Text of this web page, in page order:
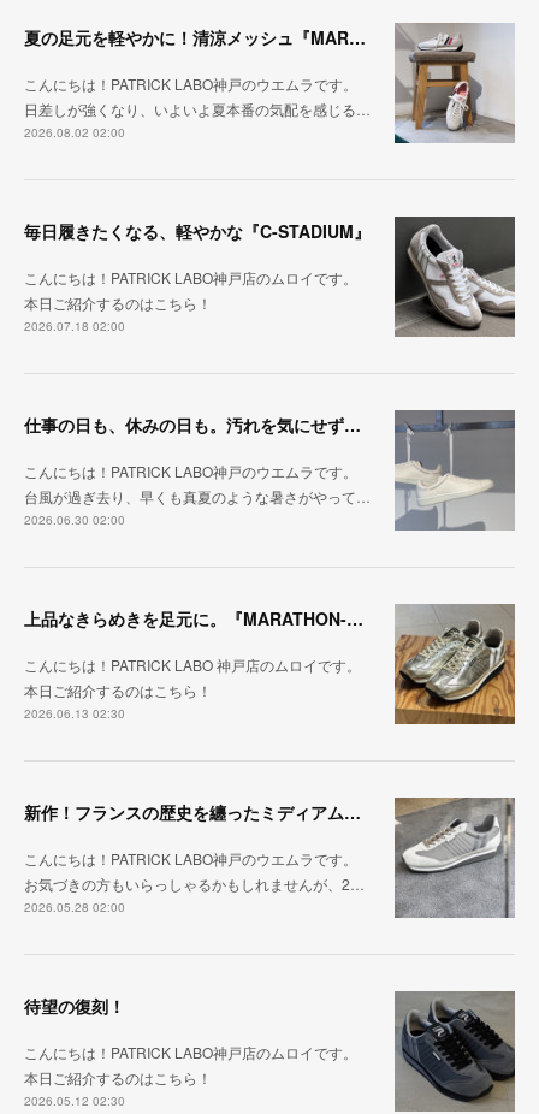
夏の足元を軽やかに！清涼メッシュ『MARATHON-ME2』
こんにちは！PATRICK LABO神戸のウエムラです。
日差しが強くなり、いよいよ夏本番の気配を感じる…
2026.08.02 02:00
毎日履きたくなる、軽やかな『C-STADIUM』
こんにちは！PATRICK LABO神戸店のムロイです。
本日ご紹介するのはこちら！
2026.07.18 02:00
仕事の日も、休みの日も。汚れを気にせず毎日履ける『PUNCH-WP_WHT』
こんにちは！PATRICK LABO神戸のウエムラです。
台風が過ぎ去り、早くも真夏のような暑さがやって…
2026.06.30 02:00
上品なきらめきを足元に。『MARATHON-HAKU』
こんにちは！PATRICK LABO 神戸店のムロイです。
本日ご紹介するのはこちら！
2026.06.13 02:30
新作！フランスの歴史を纏ったミディアムグレー「MARATHON_CASTLE」
こんにちは！PATRICK LABO神戸のウエムラです。
お気づきの方もいらっしゃるかもしれませんが、2…
2026.05.28 02:00
待望の復刻！
こんにちは！PATRICK LABO神戸店のムロイです。
本日ご紹介するのはこちら！
2026.05.12 02:30